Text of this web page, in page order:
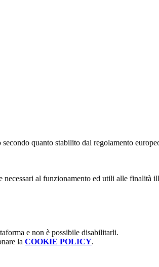
quanto stabilito dal regolamento
al funzionamento ed utili alle finalità
e non è possibile disabilitarli.
la COOKIE POLICY.